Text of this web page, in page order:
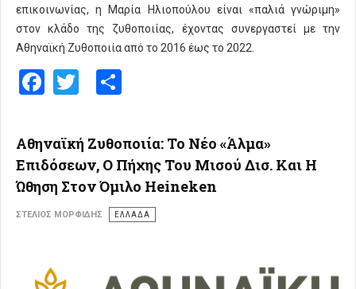
επικοινωνίας, η Μαρία Ηλιοπούλου είναι «παλιά γνώριμη»
στον κλάδο της ζυθοποιίας, έχοντας συνεργαστεί με την
Αθηναϊκή Ζυθοποιία από το 2016 έως το 2022.
Facebook
Twitter
Αθηναϊκή Ζυθοποιία: Το Νέο «Άλμα»
Επιδόσεων, Ο Πήχης Του Μισού Δισ. Και Η
Ώθηση Στον Όμιλο Heineken
ΣΤΈΛΙΟΣ ΜΟΡΦΊΔΗΣ ΕΛΛΑΔΑ